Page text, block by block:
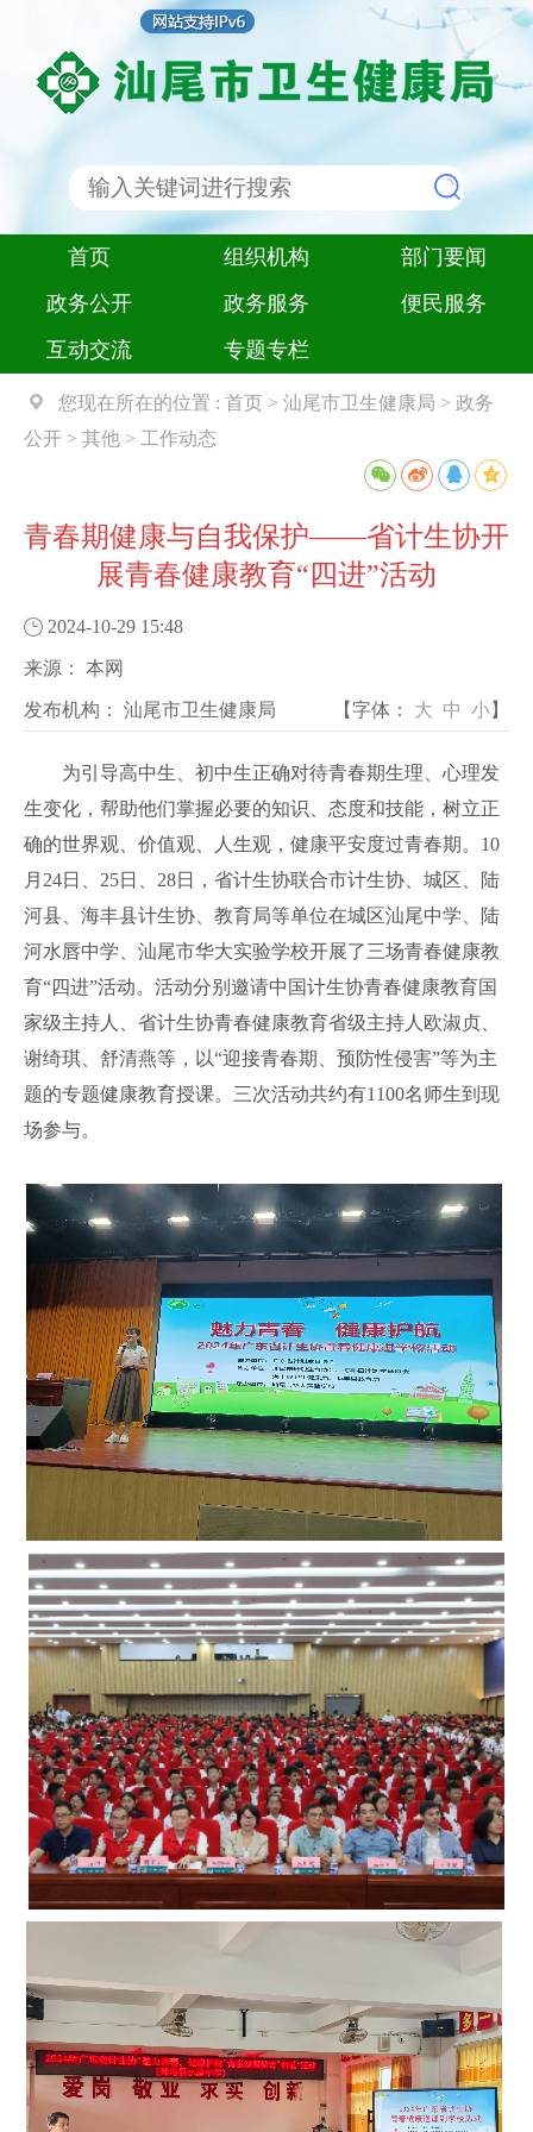
首页 组织机构
部门要闻
政务公开
政务服务
便民服务
互动交流
专题专栏
您现在所在的位置 : 首页 > 汕尾市卫生健康局 > 政务
公开 > 其他 > 工作动态
青春期健康与自我保护——省计生协开
展青春健康教育“四进”活动
2024-10-29 15:48
来源： 本网
发布机构： 汕尾市卫生健康局 【字体： 大 中 小】
为引导高中生、初中生正确对待青春期生理、心理发
生变化，帮助他们掌握必要的知识、态度和技能，树立正
确的世界观、价值观、人生观，健康平安度过青春期。 10
月24日、25日、28日，省计生协联合市计生协、城区、陆
河县、海丰县计生协、教育局等单位在城区汕尾中学、陆
河水唇中学、汕尾市华大实验学校开展了三场青春健康教
育“四进”活动。 活动分别邀请中国计生协青春健康教育国
家级主持人、省计生协青春健康教育省级主持人欧淑贞、
谢绮琪、舒清燕等，以“迎接青春期、预防性侵害”等为主
题的专题健康教育授课。 三次活动共约有1100名师生到现
场参与。